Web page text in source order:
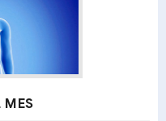
MES